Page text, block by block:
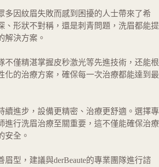
多因紋眉失敗而感到困擾的人士帶來了希
、形狀不對稱，還是刺青問題，洗眉都能提
解決方案。
不僅精湛掌握皮秒激光等先進技術，还能根
化的治療方案，確保每一次治療都能達到最
續進步，設備更精密、治療更舒適。選擇專
進行洗眉治療至關重要，這不僅能確保治療
安全。
眉型，建議與derBeaute的專業團隊進行諮